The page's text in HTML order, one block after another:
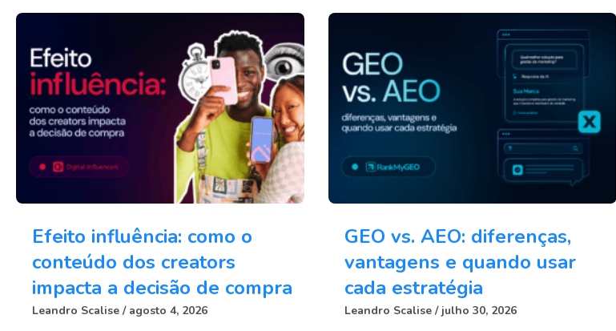
Efeito influência: como o
conteúdo dos creators
impacta a decisão de compra
Leandro Scalise agosto 4, 2026
GEO vs. AEO: diferenças,
vantagens e quando usar
cada estratégia
Leandro Scalise julho 30, 2026